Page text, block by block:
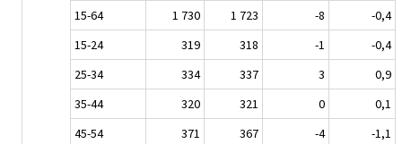
15-64
1 730 1 723 -8
-0,4
15-24
319 318 -1
-0,4
25-34
334 337 3
0,9
35-44
320 321 0
0,1
45-54
371 367 -4
-1,1